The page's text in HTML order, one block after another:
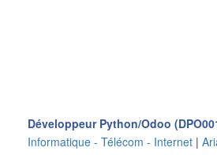
Développeur Python/Odoo
Informatique - Télécom - Internet |